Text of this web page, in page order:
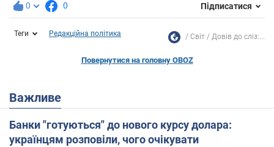
0 0 Підписатися
Теги Редакційна політика Світ Довів до сліз:...
Повернутися на головну OBOZ
Важливе
Банки "готуються" до нового курсу долара:
українцям розповіли, чого очікувати